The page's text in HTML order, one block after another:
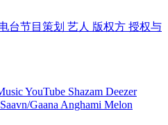
台节目策划 艺人 版权方 授权与
YouTube Shazam Deezer
Gaana Anghami Melon